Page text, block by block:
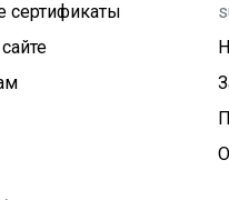
сертификаты